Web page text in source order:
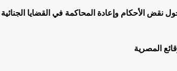
نقض الأحكام وإعادة المحاكمة في القضايا الجنائية